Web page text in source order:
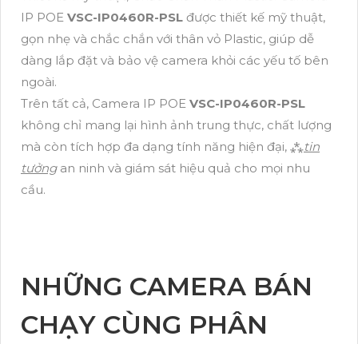
IP POE VSC-IP0460R-PSL được thiết kế mỹ thuật,
gọn nhẹ và chắc chắn với thân vỏ Plastic, giúp dễ
dàng lắp đặt và bảo vệ camera khỏi các yếu tố bên
ngoài.
Trên tất cả, Camera IP POE VSC-IP0460R-PSL
không chỉ mang lại hình ảnh trung thực, chất lượng
mà còn tích hợp đa dạng tính năng hiện đại, ⁂tin
tưởngan ninh và giám sát hiệu quả cho mọi nhu
cầu.
NHỮNG CAMERA BÁN
CHẠY CÙNG PHÂN